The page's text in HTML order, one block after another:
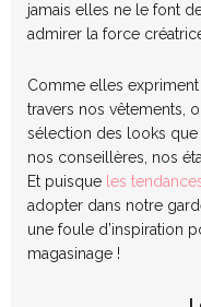
jamais elles ne le font
admirer la force
Comme elles
travers nos vêtements,
sélection des looks que
nos conseillères, nos
Et puisque les
adopter dans notre
une foule d’inspiration
magasinage !